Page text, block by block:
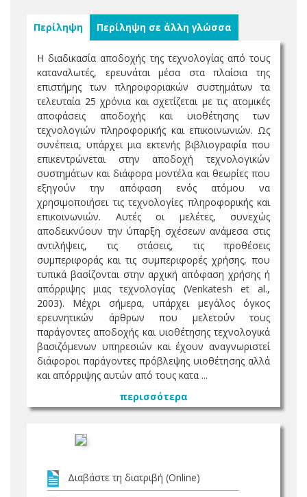
Περίληψη Περίληψη σε άλλη γλώσσα
Η διαδικασία αποδοχής της τεχνολογίας από τους
καταναλωτές, ερευνάται μέσα στα πλαίσια της
επιστήμης των πληροφοριακών συστημάτων τα
τελευταία 25 χρόνια και σχετίζεται με τις ατομικές
αποφάσεις αποδοχής και υιοθέτησης των
τεχνολογιών πληροφορικής και επικοινωνιών. Ως
συνέπεια, υπάρχει μια εκτενής βιβλιογραφία που
επικεντρώνεται στην αποδοχή τεχνολογικών
συστημάτων και διάφορα μοντέλα και θεωρίες που
εξηγούν την απόφαση ενός ατόμου να
χρησιμοποιήσει τις τεχνολογίες πληροφορικής και
επικοινωνιών. Αυτές οι μελέτες, συνεχώς
αποδεικνύουν την ύπαρξη σχέσεων ανάμεσα στις
αντιλήψεις, τις στάσεις, τις προθέσεις
συμπεριφοράς και τις συμπεριφορές χρήσης, που
τυπικά βασίζονται στην αρχική απόφαση χρήσης ή
απόρριψης μιας τεχνολογίας (Venkatesh et al.,
2003). Μέχρι σήμερα, υπάρχει μεγάλος όγκος
ερευνητικών άρθρων που μελετούν τους
παράγοντες αποδοχής και υιοθέτησης τεχνολογικά
βασιζόμενων υπηρεσιών και έχουν αναγνωριστεί
διάφοροι παράγοντες πρόβλεψης υιοθέτησης αλλά
και απόρριψης αυτών από τους κατα ...
περισσότερα
Διαβάστε τη διατριβή (Online)